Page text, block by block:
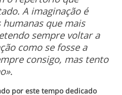
A imaginação é
humanas que mais
sempre voltar a
como se fosse a
consigo, mas tento
.
por este tempo dedicado